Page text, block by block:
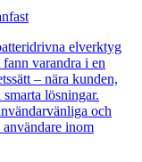
elverktyg
varandra i en
– nära kunden,
lösningar.
och
inom